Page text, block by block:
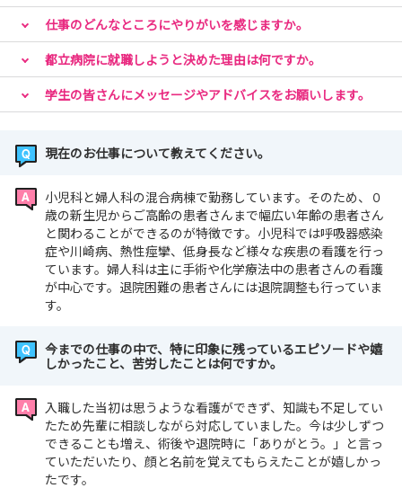
仕事のどんなところにやりがいを感じますか。
都立病院に就職しようと決めた理由は何ですか。
学生の皆さんにメッセージやアドバイスをお願いします。
現在のお仕事について教えてください。
小児科と婦人科の混合病棟で勤務しています。そのため、０
歳の新生児からご高齢の患者さんまで幅広い年齢の患者さん
と関わることができるのが特徴です。小児科では呼吸器感染
症や川崎病、熱性痙攣、低身長など様々な疾患の看護を行っ
ています。婦人科は主に手術や化学療法中の患者さんの看護
が中心です。退院困難の患者さんには退院調整も行っていま
す。
今までの仕事の中で、特に印象に残っているエピソードや嬉
しかったこと、苦労したことは何ですか。
入職した当初は思うような看護ができず、知識も不足してい
たため先輩に相談しながら対応していました。今は少しずつ
できることも増え、術後や退院時に「ありがとう。」と言っ
ていただいたり、顔と名前を覚えてもらえたことが嬉しかっ
たです。